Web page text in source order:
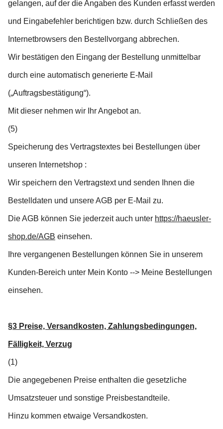
gelangen, auf der die Angaben des Kunden erfasst werden
und Eingabefehler berichtigen bzw. durch Schließen des
Internetbrowsers den Bestellvorgang abbrechen.
Wir bestätigen den Eingang der Bestellung unmittelbar
durch eine automatisch generierte E-Mail
(„Auftragsbestätigung“).
Mit dieser nehmen wir Ihr Angebot an.
(5)
Speicherung des Vertragstextes bei Bestellungen über
unseren Internetshop :
Wir speichern den Vertragstext und senden Ihnen die
Bestelldaten und unsere AGB per E-Mail zu.
Die AGB können Sie jederzeit auch unter https://haeusler-
shop.de/AGB einsehen.
Ihre vergangenen Bestellungen können Sie in unserem
Kunden-Bereich unter Mein Konto --> Meine Bestellungen
einsehen.
§3 Preise, Versandkosten, Zahlungsbedingungen,
Fälligkeit, Verzug
(1)
Die angegebenen Preise enthalten die gesetzliche
Umsatzsteuer und sonstige Preisbestandteile.
Hinzu kommen etwaige Versandkosten.